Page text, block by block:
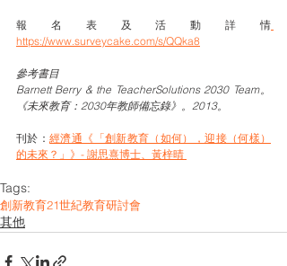
報名表及活動詳情
https://www.surveycake.com/s/QQka8
參考書目
Barnett Berry & the TeacherSolutions 2030 Team。
《未來教育：2030年教師備忘錄》。2013。
刊於：經濟通《「創新教育（如何），迎接（何樣）
的未來？」》- 謝思熹博士、黃梓晴
Tags:
創新教育21世紀教育研討會
其他